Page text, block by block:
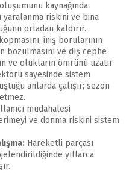
kaynağında
riskini ve bina
ortadan kaldırır.
iniş borularının
bozulmasını ve dış cephe
ve olukların ömrünü uzatır.
sayesinde sistem
anlarda çalışır; sezon
müdahalesi
ve donma riskini sistem
Hareketli parçası
yıllarca